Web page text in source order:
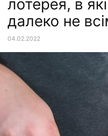
лотерея, в
далеко не
04.02.2022